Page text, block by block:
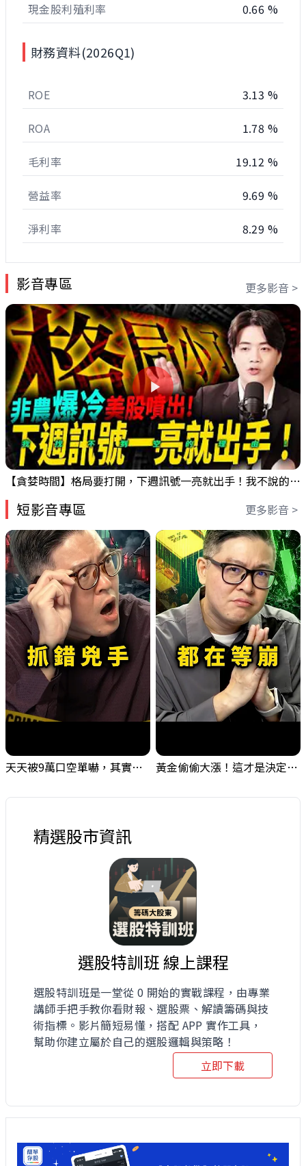
現金股利殖利率 0.66 %
財務資料(2026Q1)
ROE 3.13 %
ROA 1.78 %
毛利率 19.12 %
營益率 9.69 %
淨利率 8.29 %
影音專區 更多影音 >
【貪婪時間】格局要打開，下週訊號一亮就出手！我不說的話還真一堆人不知道！｜錢進大趨勢 Mr.智霖 陳 2026/08/08
短影音專區 更多影音 >
天天被9萬口空單嚇，其實你盯錯地方了｜Mr.Jimmy高志銘 #台股 #外資期貨 #融資 黃金偷偷大漲！這才是決定台股生死的「真風向球」！｜Mr.Jimmy高志銘 #黃金 #美元指數 #聯準會
精選股市資訊
選股特訓班 線上課程
選股特訓班是一堂從 0 開始的實戰課程，由專業
講師手把手教你看財報、選股票、解讀籌碼與技
術指標。影片簡短易懂，搭配 APP 實作工具，
幫助你建立屬於自己的選股邏輯與策略！
立即下載